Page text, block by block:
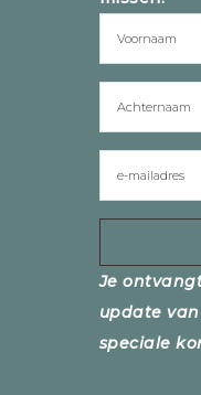
Je
update
speciale